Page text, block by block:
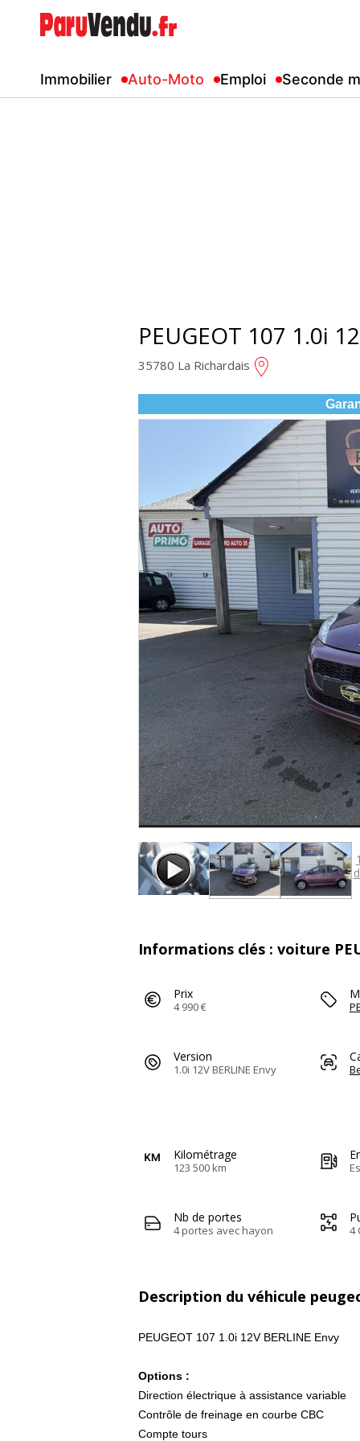
Immobilier Auto-Moto Emploi Seconde
35780 La Richardais
Informations clés : voiture
Prix
4 990 €
Version
1.0i 12V BERLINE Envy
Kilométrage
123 500 km
Nb de portes
4 portes avec hayon 4
Description du véhicule
PEUGEOT 107 1.0i 12V BERLINE Envy
Options :
Direction électrique à assistance variable
Contrôle de freinage en courbe CBC
Compte tours